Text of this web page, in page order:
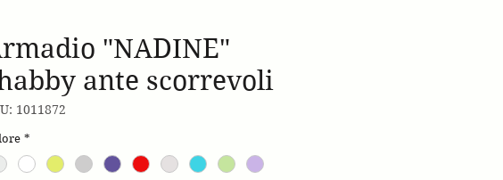
"NADINE"
ante scorrevoli
1011872
*